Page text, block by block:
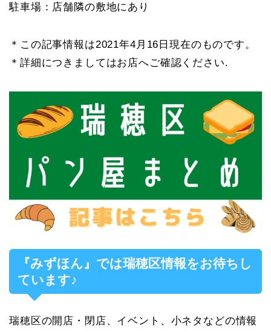
駐車場：店舗隣の敷地にあり
＊この記事情報は2021年4月16日現在のものです。
＊詳細につきましてはお店へご確認ください.
『みずほん』では瑞穂区情報をお待ちし
ています♪
瑞穂区の開店・閉店、イベント、小ネタなどの情報